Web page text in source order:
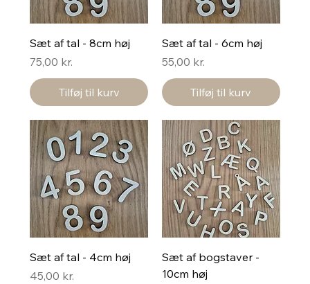
Sæt af tal - 8cm høj
Pris
75,00 kr.
Tilføj til kurv
Sæt af tal - 6cm høj
Pris
55,00 kr.
Tilføj til kurv
Sæt af tal - 4cm høj
Pris
45,00 kr.
Sæt af bogstaver -
10cm høj